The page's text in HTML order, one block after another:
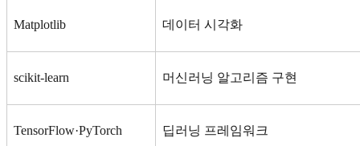
Matplotlib 데이터 시각화
scikit-learn 머신러닝 알고리즘 구현
TensorFlow·PyTorch 딥러닝 프레임워크